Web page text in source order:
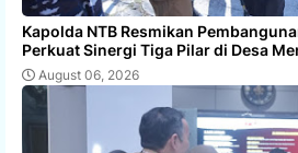
Kapolda NTB Resmikan
Perkuat Sinergi Tiga Pilar di Desa
August 06, 2026